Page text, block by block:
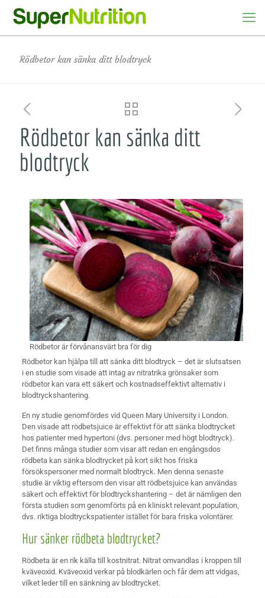
Rödbetor kan sänka ditt blodtryck
Rödbetor kan sänka ditt
blodtryck
Rödbetor är förvånansvärt bra för dig
Rödbetor kan hjälpa till att sänka ditt blodtryck – det är slutsatsen
i en studie som visade att intag av nitratrika grönsaker som
rödbetor kan vara ett säkert och kostnadseffektivt alternativ i
blodtryckshantering.
En ny studie genomfördes vid Queen Mary University i London.
Den visade att rödbetsjuice är effektivt för att sänka blodtrycket
hos patienter med hypertoni (dvs. personer med högt blodtryck).
Det finns många studier som visar att redan en engångsdos
rödbeta kan sänka blodtrycket på kort sikt hos friska
försökspersoner med normalt blodtryck. Men denna senaste
studie är viktig eftersom den visar att rödbetsjuice kan användas
säkert och effektivt för blodtryckshantering – det är nämligen den
första studien som genomförts på en kliniskt relevant population,
dvs. riktiga blodtryckspatienter istället för bara friska volontärer.
Hur sänker rödbeta blodtrycket?
Rödbeta är en rik källa till kostnitrat. Nitrat omvandlas i kroppen till
kväveoxid. Kväveoxid verkar på blodkärlen och får dem att vidgas,
vilket leder till en sänkning av blodtrycket.